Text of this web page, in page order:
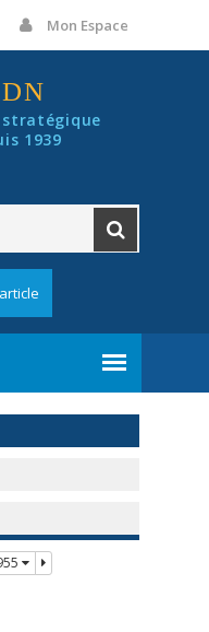
Mon Espace
stratégique
1939